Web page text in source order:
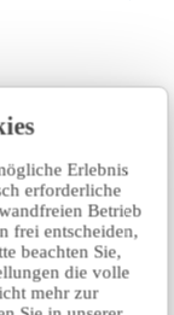
Erlebnis
erforderliche
Betrieb
frei entscheiden,
beachten Sie,
die volle
mehr zur